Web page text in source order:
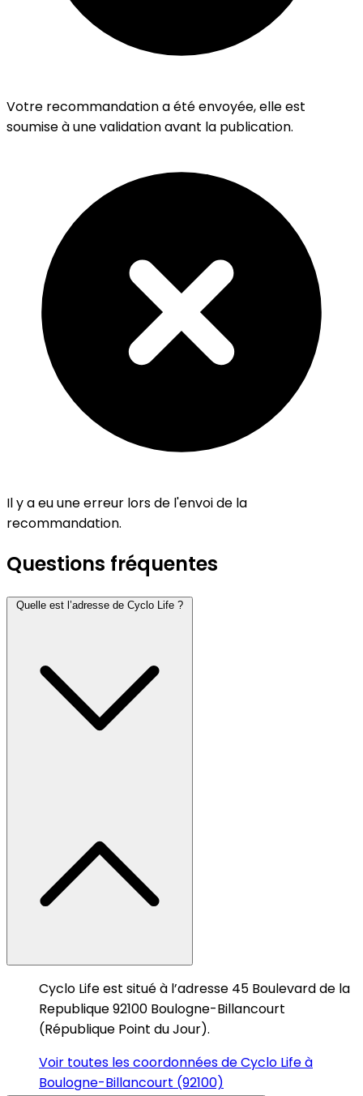
Votre recommandation a été envoyée, elle est
soumise à une validation avant la publication.
Il y a eu une erreur lors de l'envoi de la
recommandation.
Questions fréquentes
Quelle est l’adresse de Cyclo Life ?
Cyclo Life est situé à l’adresse 45 Boulevard de la
Republique 92100 Boulogne-Billancourt
(République Point du Jour).
Voir toutes les coordonnées de Cyclo Life à
Boulogne-Billancourt (92100)